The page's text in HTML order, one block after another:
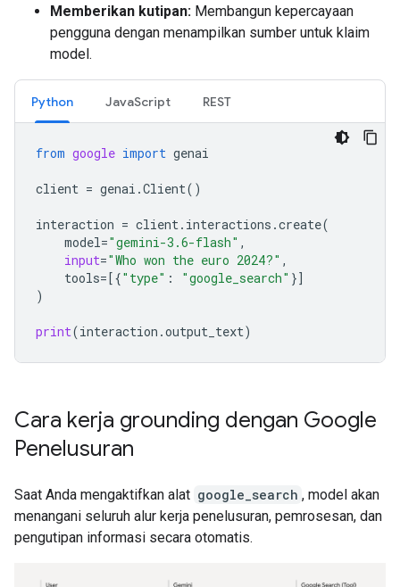
Memberikan kutipan: Membangun kepercayaan
pengguna dengan menampilkan sumber untuk klaim
model.
Python JavaScript REST
from google import genai
client = genai .Client()
interaction = client. interactions .create(
model="gemini-3.6-flash" ,
input="Who won the euro 2024?" ,
tools=[{"type" : "google_search" }]
)
print(interaction .output_text)
Cara kerja grounding dengan Google
Penelusuran
Saat Anda mengaktifkan alat google_search , model akan
menangani seluruh alur kerja penelusuran, pemrosesan, dan
pengutipan informasi secara otomatis.